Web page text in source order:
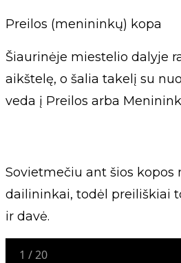
Preilos (menininkų) kopa
Šiaurinėje miestelio dalyje
aikštelę, o šalia takelį su
veda į Preilos arba
Sovietmečiu ant šios kopos
dailininkai, todėl preiliškiai
ir davė.
1 /20